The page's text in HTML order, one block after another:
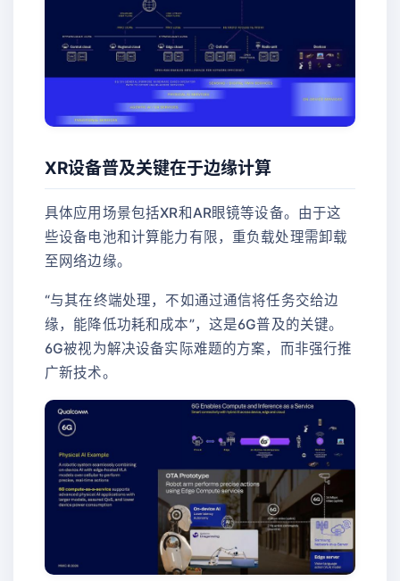
XR设备普及关键在于边缘计算
具体应用场景包括XR和AR眼镜等设备。由于这
些设备电池和计算能力有限，重负载处理需卸载
至网络边缘。
“与其在终端处理，不如通过通信将任务交给边
缘，能降低功耗和成本”，这是6G普及的关键。
6G被视为解决设备实际难题的方案，而非强行推
广新技术。